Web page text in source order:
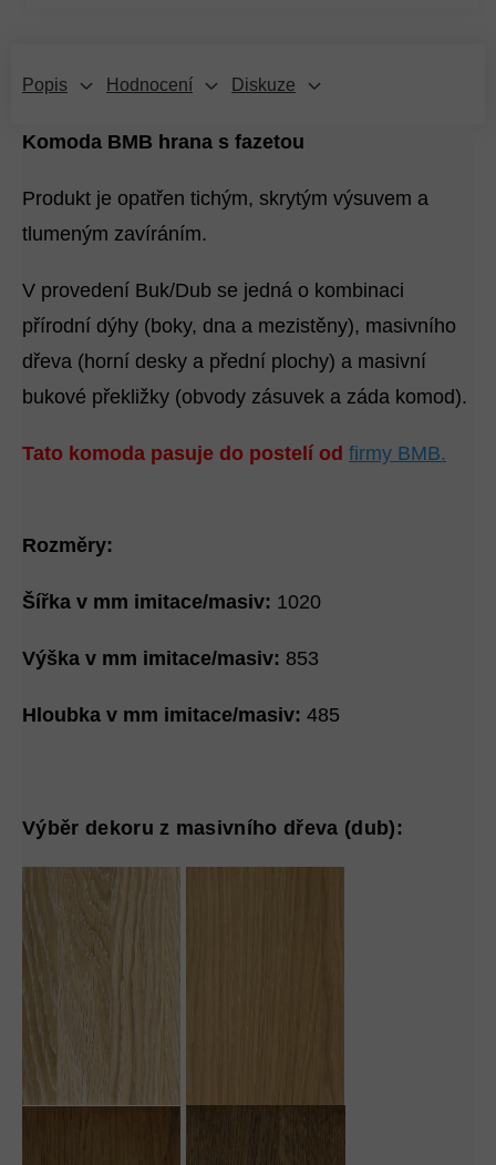
Popis Hodnocení Diskuze
Komoda BMB hrana s fazetou
Produkt je opatřen tichým, skrytým výsuvem a
tlumeným zavíráním.
V provedení Buk/Dub se jedná o kombinaci
přírodní dýhy (boky, dna a mezistěny), masivního
dřeva (horní desky a přední plochy) a masivní
bukové překližky (obvody zásuvek a záda komod).
Tato komoda pasuje do postelí od firmy BMB.
Rozměry:
Šířka v mm imitace/masiv: 1020
Výška v mm imitace/masiv: 853
Hloubka v mm imitace/masiv: 485
Výběr dekoru z masivního dřeva (dub):